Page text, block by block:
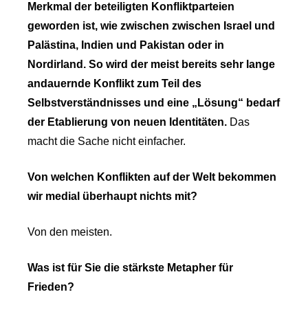
Merkmal der beteiligten Konfliktparteien
geworden ist, wie zwischen zwischen Israel und
Palästina, Indien und Pakistan oder in
Nordirland. So wird der meist bereits sehr lange
andauernde Konflikt zum Teil des
Selbstverständnisses und eine „Lösung“ bedarf
der Etablierung von neuen Identitäten. Das
macht die Sache nicht einfacher.
Von welchen Konflikten auf der Welt bekommen
wir medial überhaupt nichts mit?
Von den meisten.
Was ist für Sie die stärkste Metapher für
Frieden?